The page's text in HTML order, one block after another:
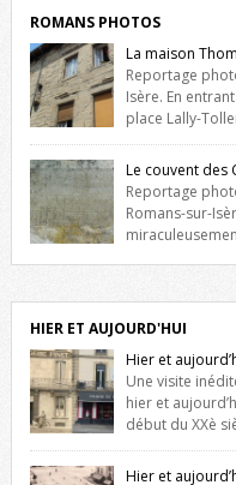
ROMANS PHOTOS
La maison
Reportage
Isère. En
place Lally-
maison construite au XVIè
fenêtres jumelles à meneaux.
niche qui contient une statue
Le couvent des
Reportage
Romans-sur-
l’histoire de la redécouverte
Petit retour sur l’histoire […]
HIER ET AUJOURD'HUI
Hier et
Une visite
hier et
début du XXè
prises exactement dans le
Jaurès et de l’avenue Victor
Hier et